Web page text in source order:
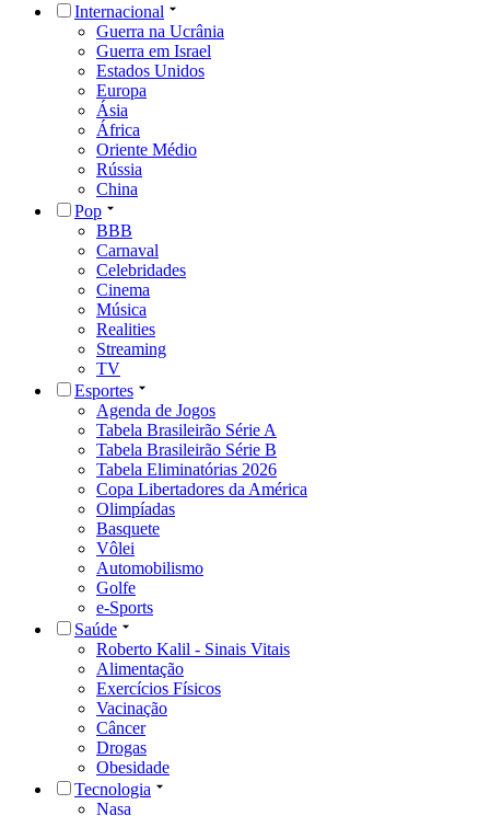
Internacional
Guerra na Ucrânia
Guerra em Israel
Estados Unidos
Europa
Ásia
África
Oriente Médio
Rússia
China
Pop
BBB
Carnaval
Celebridades
Cinema
Música
Realities
Streaming
TV
Esportes
Agenda de Jogos
Tabela Brasileirão Série A
Tabela Brasileirão Série B
Tabela Eliminatórias 2026
Copa Libertadores da América
Olimpíadas
Basquete
Vôlei
Automobilismo
Golfe
e-Sports
Saúde
Roberto Kalil - Sinais Vitais
Alimentação
Exercícios Físicos
Vacinação
Câncer
Drogas
Obesidade
Tecnologia
Nasa